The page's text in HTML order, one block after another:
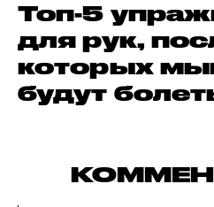
Топ-5
для рук,
которых
будут